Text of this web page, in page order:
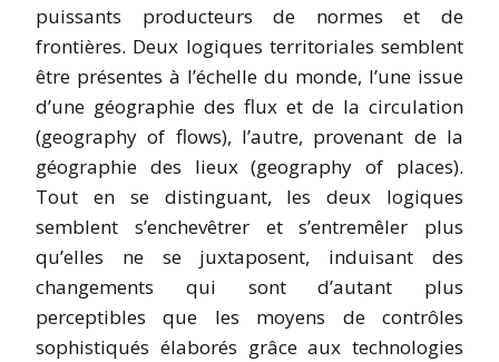
puissants producteurs de normes et de
frontières. Deux logiques territoriales semblent
être présentes à l’échelle du monde, l’une issue
d’une géographie des flux et de la circulation
(geography of flows), l’autre, provenant de la
géographie des lieux (geography of places).
Tout en se distinguant, les deux logiques
semblent s’enchevêtrer et s’entremêler plus
qu’elles ne se juxtaposent, induisant des
changements qui sont d’autant plus
perceptibles que les moyens de contrôles
sophistiqués élaborés grâce aux technologies